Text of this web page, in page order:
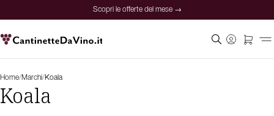
Scopri le offerte del mese →
Home/Marchi/Koala
Koala